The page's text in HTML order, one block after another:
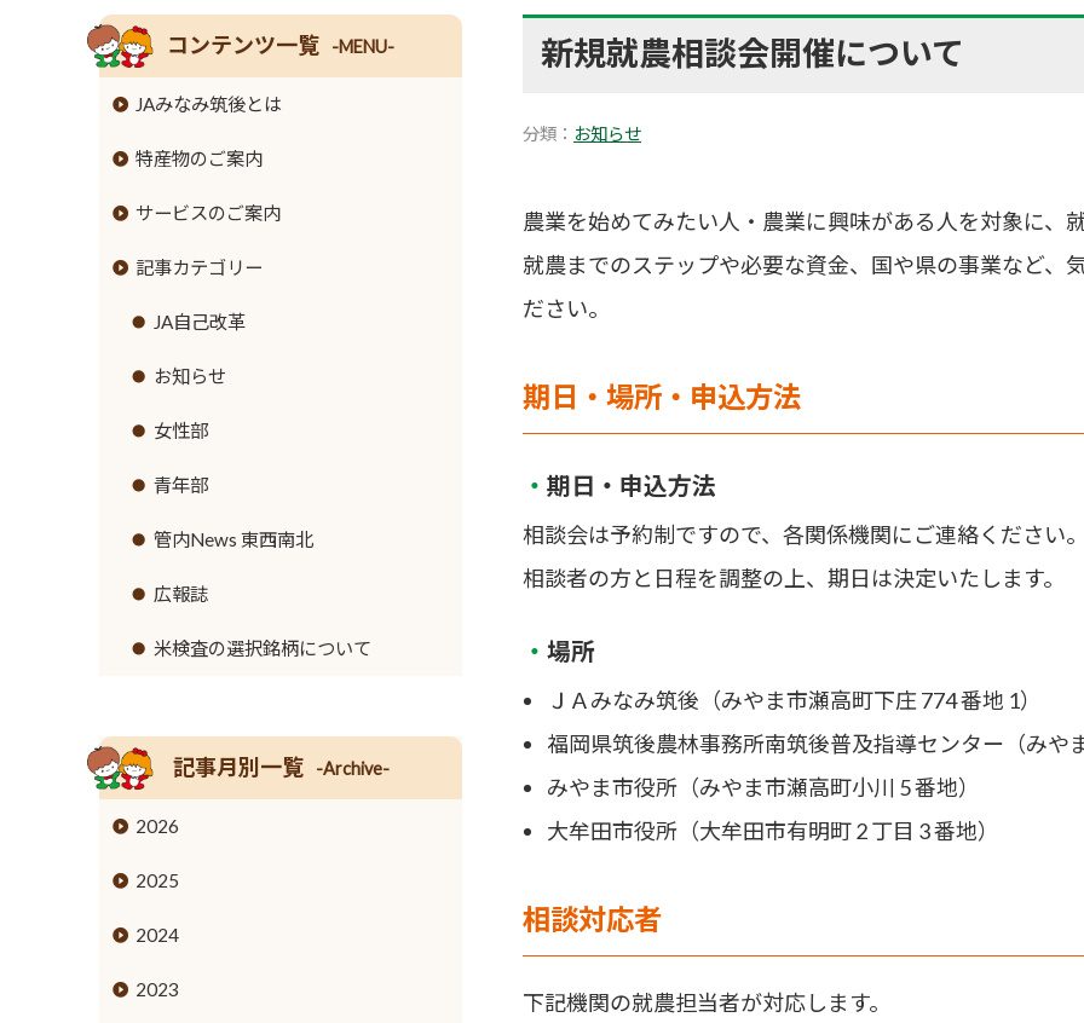
新規就農相談会開催について
分類： お知らせ
農業を始めてみたい人・農業に興味がある人を対象に、
就農までのステップや必要な資金、国や県の事業など、
ださい。
期日・場所・申込方法
期日・申込方法
相談会は予約制ですので、各関係機関にご連絡ください。
相談者の方と日程を調整の上、期日は決定いたします。
場所
ＪＡみなみ筑後（みやま市瀬高町下庄 774 番地 1）
福岡県筑後農林事務所南筑後普及指導センター（みや
みやま市役所（みやま市瀬高町小川 5 番地）
大牟田市役所（大牟田市有明町 2 丁目 3 番地）
相談対応者
下記機関の就農担当者が対応します。
コンテンツ一覧 -MENU-
JAみなみ筑後とは
組合長挨拶
組合員数･組合員組織
情報開示
事業内容
支店･店舗･ATM一覧
ご利用にあたって
セキュリティ基本方針
新規職員採用募集
リンク集
特産物のご案内
米
麦
大豆
牛
豚
鶏
ナス
セロリ
イチゴ
グリーンアスパラガス
サービスのご案内
JAバンクのご案内
ローンのご案内
各種手数料
金利情報
お取引ごとの定型約款
JA共済のご案内
緊急のご連絡
直売所のご案内
営農資材
生活資材
高齢者福祉サービス
営業時間とご利用料金
農機具レンタル事業のご案内
記事カテゴリー
JA自己改革
お知らせ
女性部
青年部
管内News 東西南北
広報誌
米検査の選択銘柄について
記事月別一覧 -Archive-
2026
2025
2024
2023